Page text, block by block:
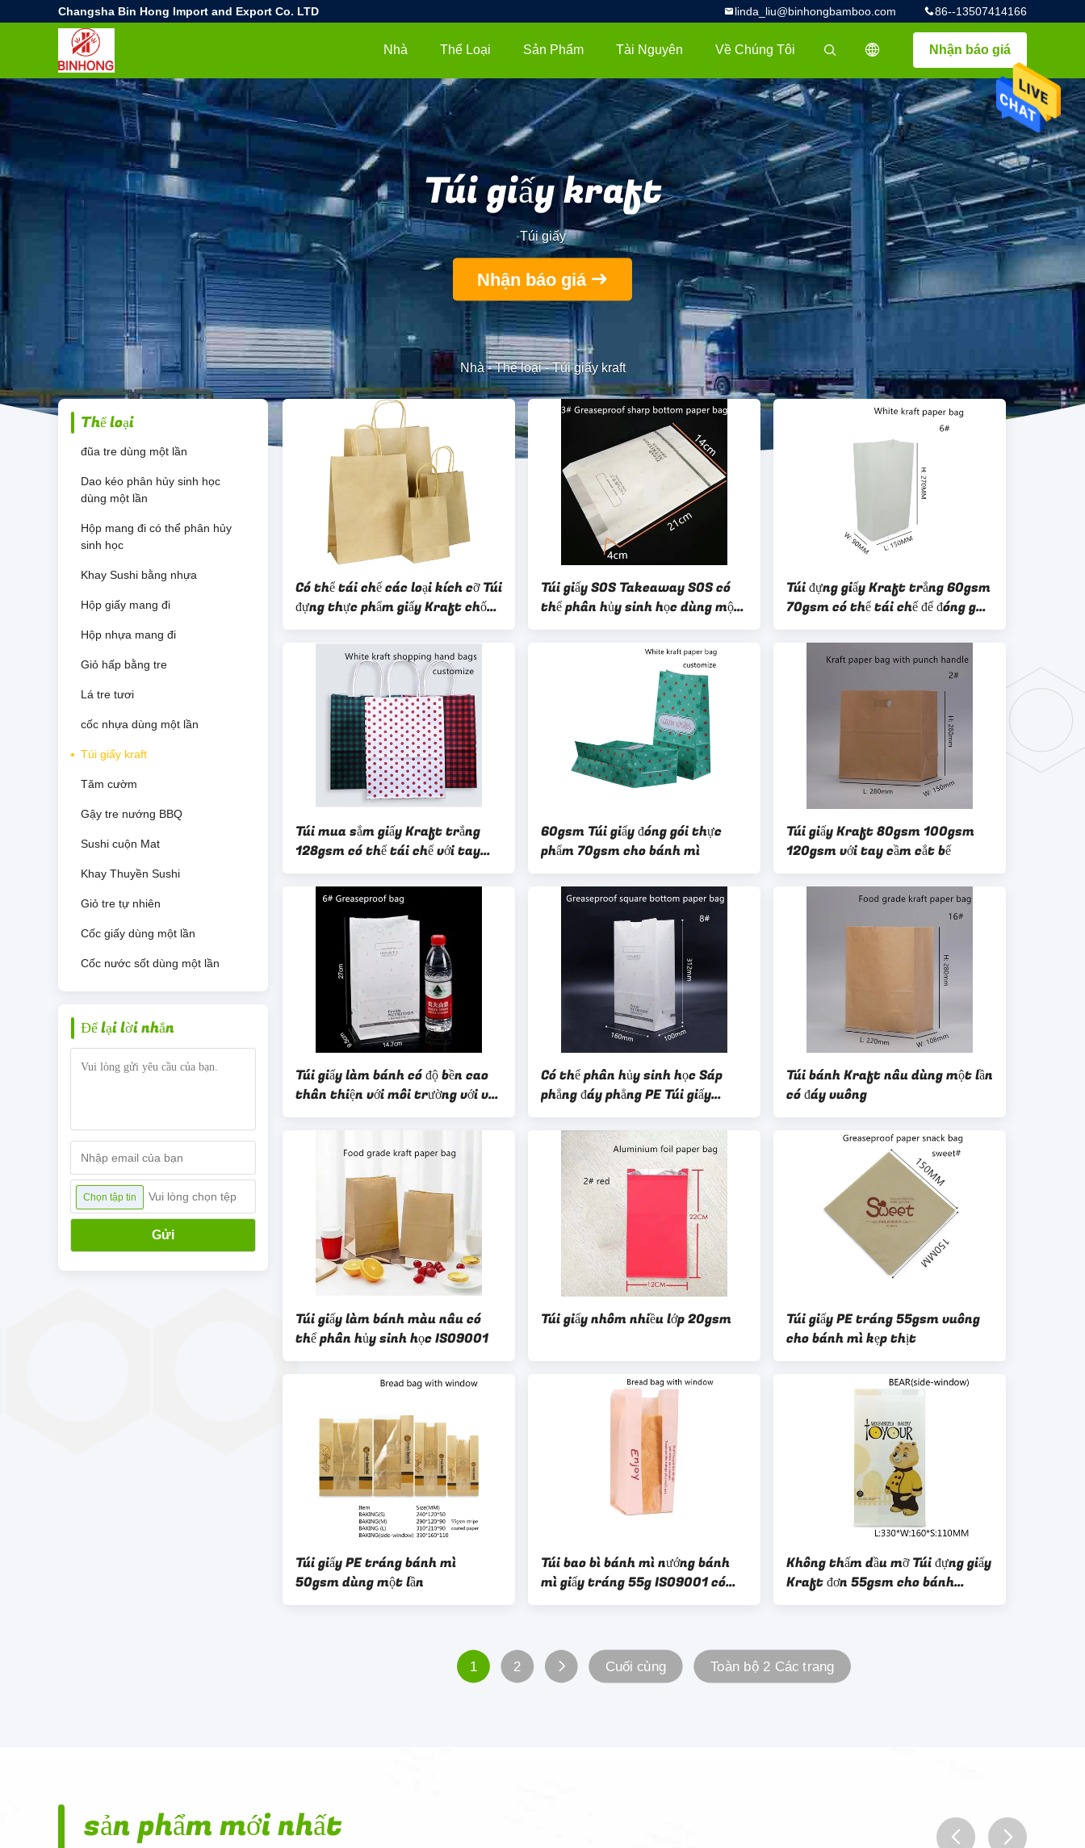
Changsha Bin Hong Import and Export Co. LTD 86--13507414166
linda_liu@binhongbamboo.com
Nhận báo giá
描述
Nhà Thể Loại Sản Phẩm Tài Nguyên Về Chúng Tôi
Túi giấy kraft
Túi giấy
Nhận báo giá
Nhà-Thể loại-Túi giấy kraft
Thể loại
đũa tre dùng một lần
Dao kéo phân hủy sinh học
dùng một lần
Hộp mang đi có thể phân hủy
sinh học
Khay Sushi bằng nhựa
Hộp giấy mang đi
Hộp nhựa mang đi
Giỏ hấp bằng tre
Lá tre tươi
cốc nhựa dùng một lần
Túi giấy kraft
Tăm cườm
Gậy tre nướng BBQ
Sushi cuộn Mat
Khay Thuyền Sushi
Giỏ tre tự nhiên
Cốc giấy dùng một lần
Cốc nước sốt dùng một lần
Để lại lời nhắn
Chọn tập tin Vui lòng chọn tệp
Gửi
Có thể tái chế các loại kích cỡ Túi
đựng thực phẩm giấy Kraft chống
dầu
Túi giấy SOS Takeaway SOS có
thể phân hủy sinh học dùng một
lần
Túi đựng giấy Kraft trắng 60gsm
70gsm có thể tái chế để đóng gói
thực phẩm
Túi mua sắm giấy Kraft trắng
128gsm có thể tái chế với tay
cầm dây rút
60gsm Túi giấy đóng gói thực
phẩm 70gsm cho bánh mì
Túi giấy Kraft 80gsm 100gsm
120gsm với tay cầm cắt bế
Túi giấy làm bánh có độ bền cao
thân thiện với môi trường với vết
cắt bằng ngón tay cái
Có thể phân hủy sinh học Sáp
phẳng đáy phẳng PE Túi giấy
Kraft tráng lót cho bánh quy
Túi bánh Kraft nâu dùng một lần
có đáy vuông
Túi giấy làm bánh màu nâu có
thể phân hủy sinh học ISO9001
Túi giấy nhôm nhiều lớp 20gsm
Túi giấy PE tráng 55gsm vuông
cho bánh mì kẹp thịt
Túi giấy PE tráng bánh mì
50gsm dùng một lần
Túi bao bì bánh mì nướng bánh
mì giấy tráng 55g ISO9001 có
cửa sổ
Không thấm dầu mỡ Túi đựng giấy
Kraft đơn 55gsm cho bánh
sandwich
1 2 Cuối cùng Toàn bộ 2 Các trang
sản phẩm mới nhất